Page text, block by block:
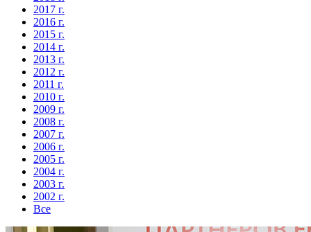
2017 г.
2016 г.
2015 г.
2014 г.
2013 г.
2012 г.
2011 г.
2010 г.
2009 г.
2008 г.
2007 г.
2006 г.
2005 г.
2004 г.
2003 г.
2002 г.
Все